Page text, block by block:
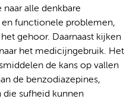
alle denkbare
functionele problemen,
gehoor. Daarnaast kijken
het medicijngebruik. Het
de kans op vallen
de benzodiazepines,
die sufheid kunnen